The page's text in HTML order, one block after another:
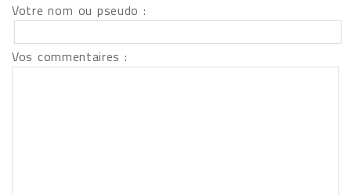
Votre nom ou pseudo :
Vos commentaires :